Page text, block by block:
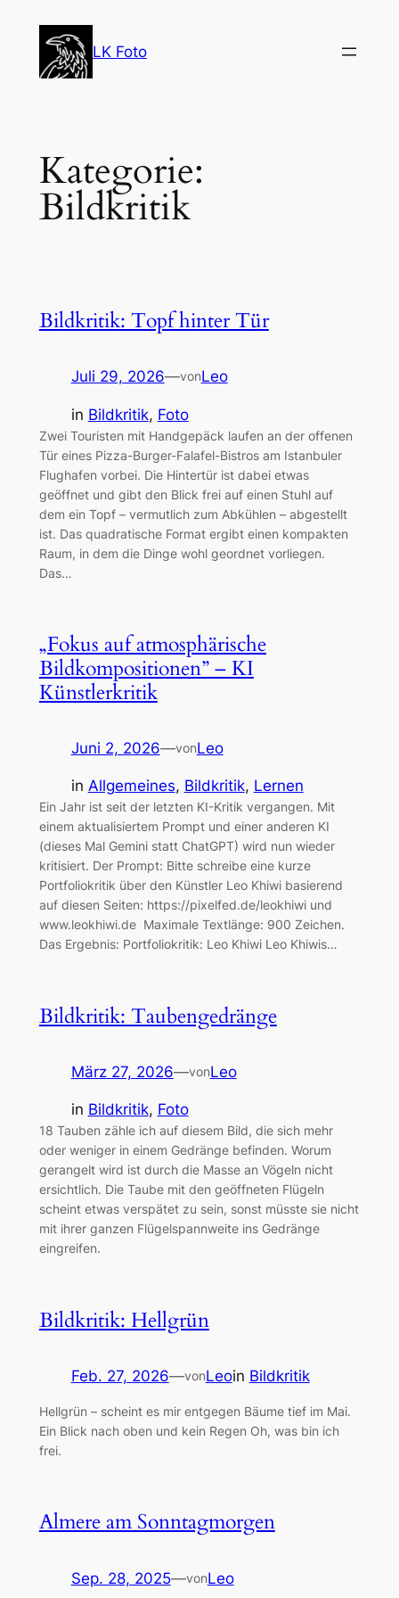
springen
LK Foto
Kategorie:
Bildkritik
Bildkritik: Topf hinter Tür
Juli 29, 2026—vonLeo
in Bildkritik, Foto
Zwei Touristen mit Handgepäck laufen an der offenen
Tür eines Pizza-Burger-Falafel-Bistros am Istanbuler
Flughafen vorbei. Die Hintertür ist dabei etwas
geöffnet und gibt den Blick frei auf einen Stuhl auf
dem ein Topf – vermutlich zum Abkühlen – abgestellt
ist. Das quadratische Format ergibt einen kompakten
Raum, in dem die Dinge wohl geordnet vorliegen.
Das…
„Fokus auf atmosphärische
Bildkompositionen” – KI
Künstlerkritik
Juni 2, 2026—vonLeo
in Allgemeines, Bildkritik, Lernen
Ein Jahr ist seit der letzten KI-Kritik vergangen. Mit
einem aktualisiertem Prompt und einer anderen KI
(dieses Mal Gemini statt ChatGPT) wird nun wieder
kritisiert. Der Prompt: Bitte schreibe eine kurze
Portfoliokritik über den Künstler Leo Khiwi basierend
auf diesen Seiten: https://pixelfed.de/leokhiwi und
www.leokhiwi.de Maximale Textlänge: 900 Zeichen.
Das Ergebnis: Portfoliokritik: Leo Khiwi Leo Khiwis…
Bildkritik: Taubengedränge
März 27, 2026—vonLeo
in Bildkritik, Foto
18 Tauben zähle ich auf diesem Bild, die sich mehr
oder weniger in einem Gedränge befinden. Worum
gerangelt wird ist durch die Masse an Vögeln nicht
ersichtlich. Die Taube mit den geöffneten Flügeln
scheint etwas verspätet zu sein, sonst müsste sie nicht
mit ihrer ganzen Flügelspannweite ins Gedränge
eingreifen.
Bildkritik: Hellgrün
Feb. 27, 2026—vonLeoin Bildkritik
Hellgrün – scheint es mir entgegen Bäume tief im Mai.
Ein Blick nach oben und kein Regen Oh, was bin ich
frei.
Almere am Sonntagmorgen
Sep. 28, 2025—vonLeo